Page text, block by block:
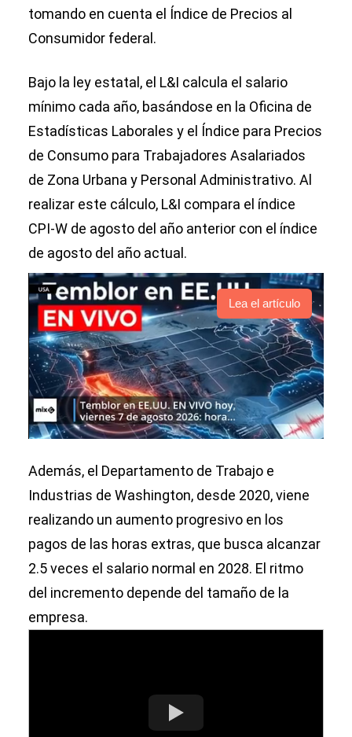
tomando en cuenta el Índice de Precios al
Consumidor federal.
Bajo la ley estatal, el L&I calcula el salario
mínimo cada año, basándose en la Oficina de
Estadísticas Laborales y el Índice para Precios
de Consumo para Trabajadores Asalariados
de Zona Urbana y Personal Administrativo. Al
realizar este cálculo, L&I compara el índice
CPI-W de agosto del año anterior con el índice
de agosto del año actual.
Lea el artículo
Además, el Departamento de Trabajo e
Industrias de Washington, desde 2020, viene
realizando un aumento progresivo en los
pagos de las horas extras, que busca alcanzar
2.5 veces el salario normal en 2028. El ritmo
del incremento depende del tamaño de la
empresa.